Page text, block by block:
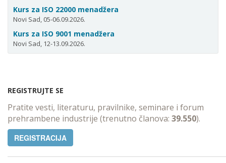
Kurs za ISO 22000 menadžera
Novi Sad, 05-06.09.2026.
Kurs za ISO 9001 menadžera
Novi Sad, 12-13.09.2026.
REGISTRUJTE SE
Pratite vesti, literaturu, pravilnike, seminare i forum
prehrambene industrije (trenutno članova: 39.550).
REGISTRACIJA